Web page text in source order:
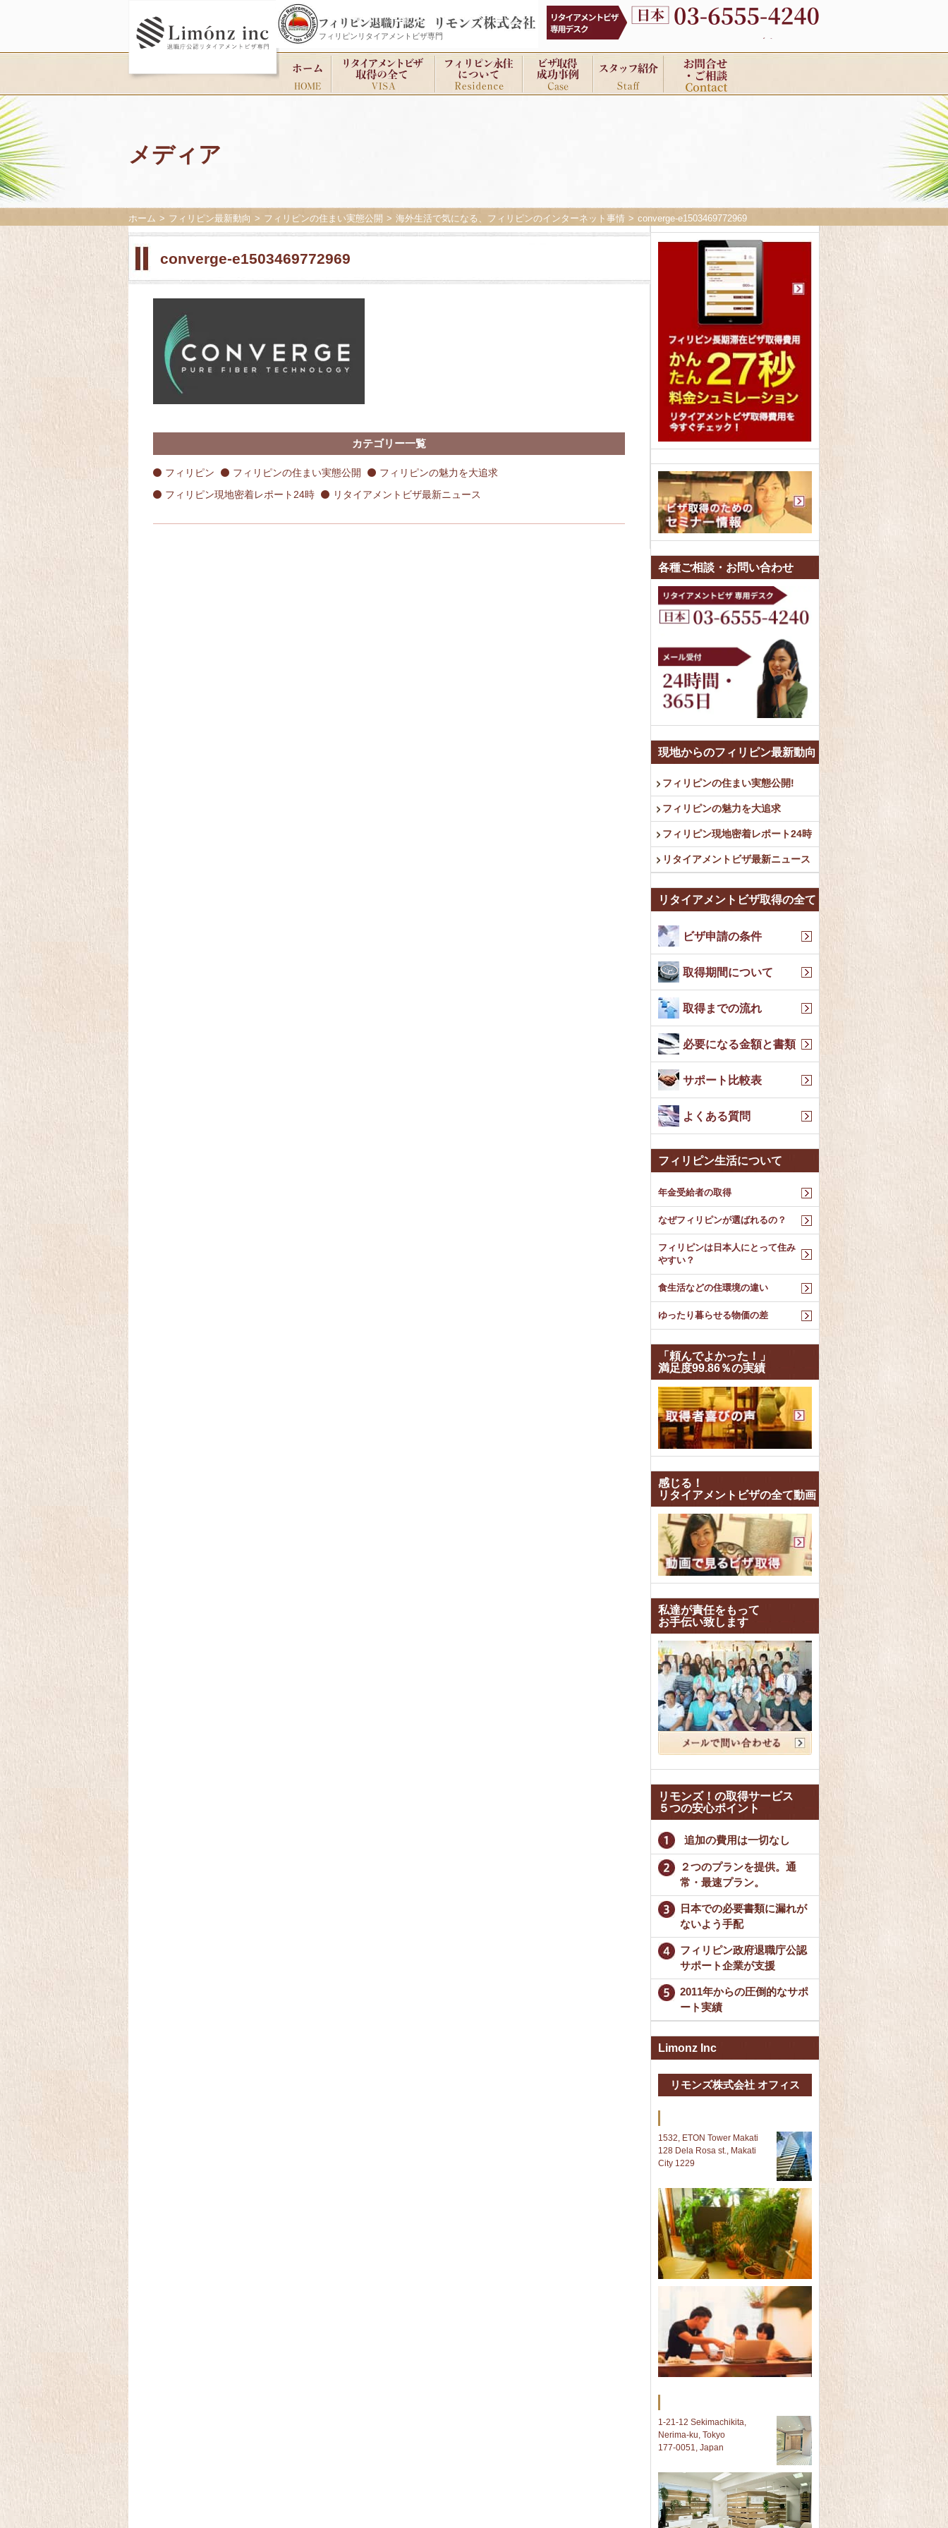
フィリピンリタイアメントビザ専門
ホーム フィリピン最新動向 フィリピンの住まい実態公開 海外生活で気になる、フィリピンのインターネット事情 converge-e1503469772969
メディア
converge-e1503469772969
カテゴリー一覧
フィリピン フィリピンの住まい実態公開
フィリピンの魅力を大追求
フィリピン現地密着レポート24時
リタイアメントビザ最新ニュース
各種ご相談・お問い合わせ
現地からのフィリピン最新動向
フィリピンの住まい実態公開!
フィリピンの魅力を大追求
フィリピン現地密着レポート24時
リタイアメントビザ最新ニュース
リタイアメントビザ取得の全て
ビザ申請の条件
取得期間について
取得までの流れ
必要になる金額と書類
サポート比較表
よくある質問
フィリピン生活について
年金受給者の取得
なぜフィリピンが選ばれるの？
フィリピンは日本人にとって住み
やすい？
食生活などの住環境の違い
ゆったり暮らせる物価の差
「頼んでよかった！」
満足度99.86％の実績
感じる！
リタイアメントビザの全て動画
私達が責任をもって
お手伝い致します
リモンズ！の取得サービス
５つの安心ポイント
追加の費用は一切なし
２つのプランを提供。通
常・最速プラン。
日本での必要書類に漏れが
ないよう手配
フィリピン政府退職庁公認
サポート企業が支援
2011年からの圧倒的なサポ
ート実績
Limonz Inc
リモンズ株式会社 オフィス
1532, ETON Tower Makati
128 Dela Rosa st., Makati
City 1229
1-21-12 Sekimachikita,
Nerima-ku, Tokyo
177-0051, Japan